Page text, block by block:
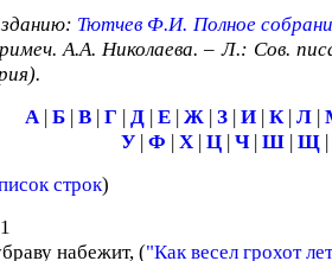
Тютчев Ф.И. Полное
А.А. Николаева. – Л.: Сов.
А| Б| В| Г | Д| Е| Ж| З| И| К| Л|
У | Ф | Х | Ц | Ч| Ш | Щ |
строк)
набежит, ("Как весел грохот